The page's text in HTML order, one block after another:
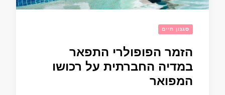
סגנון חיים
הזמר הפופולרי התפאר
במדיה החברתית על רכושו
המפואר